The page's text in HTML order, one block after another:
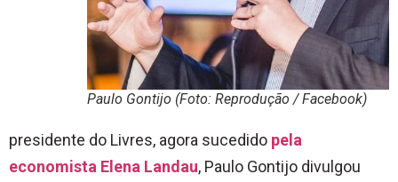
Paulo Gontijo (Foto: Reprodução / Facebook)
presidente do Livres, agora sucedido pela
economista Elena Landau, Paulo Gontijo divulgou